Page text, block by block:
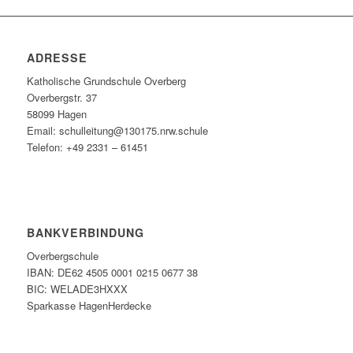
ADRESSE
Katholische Grundschule Overberg
Overbergstr. 37
58099 Hagen
Email: schulleitung@130175.nrw.schule
Telefon: +49 2331 – 61451
BANKVERBINDUNG
Overbergschule
IBAN: DE62 4505 0001 0215 0677 38
BIC: WELADE3HXXX
Sparkasse HagenHerdecke